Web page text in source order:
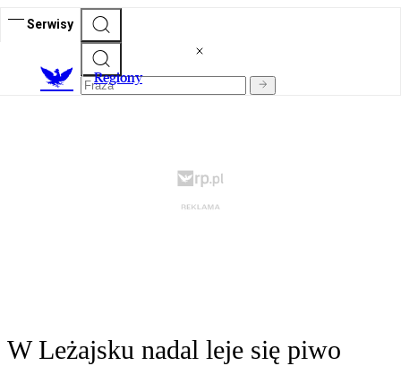
Serwisy
Regiony
W Leżajsku nadal leje się piwo